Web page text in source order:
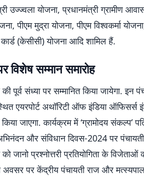
उज्ज्वला योजना, प्रधानमंत्री ग्रामीण
पीएम मुद्रा योजना, पीएम विश्वकर्मा
(केसीसी) योजना आदि शामिल हैं.
विशेष सम्मान समारोह
पूर्व संध्या पर सम्मानित किया जायेगा. इन
एयरपोर्ट अथॉरिटी ऑफ इंडिया ऑफिसर्स
जाएगा. कार्यक्रम में ‘ग्रामोदय संकल्प’
और संविधान दिवस-2024 पर
जानो प्रश्नोत्तरी प्रतियोगिता के विजेताओं
अवसर पर केंद्रीय पंचायती राज और